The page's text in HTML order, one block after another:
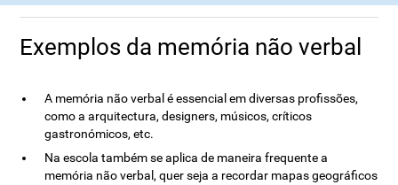
Exemplos da memória não verbal
A memória não verbal é essencial em diversas profissões,
como a arquitectura, designers, músicos, críticos
gastronómicos, etc.
Na escola também se aplica de maneira frequente a
memória não verbal, quer seja a recordar mapas geográficos